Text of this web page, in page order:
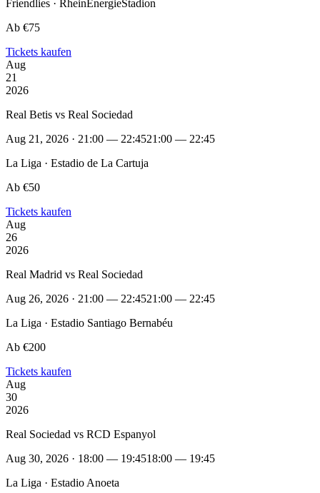
Friendlies · RheinEnergieStadion
Ab €75
Tickets kaufen
Aug
21
2026
Real Betis vs Real Sociedad
Aug 21, 2026 · 21:00 — 22:4521:00 — 22:45
La Liga · Estadio de La Cartuja
Ab €50
Tickets kaufen
Aug
26
2026
Real Madrid vs Real Sociedad
Aug 26, 2026 · 21:00 — 22:4521:00 — 22:45
La Liga · Estadio Santiago Bernabéu
Ab €200
Tickets kaufen
Aug
30
2026
Real Sociedad vs RCD Espanyol
Aug 30, 2026 · 18:00 — 19:4518:00 — 19:45
La Liga · Estadio Anoeta